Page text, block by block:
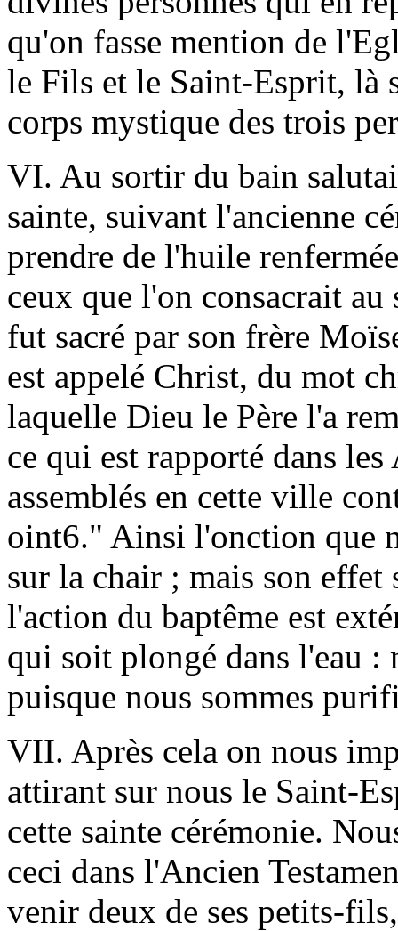
qu'on fasse mention de
le Fils et le Saint-Esprit, là
corps mystique des trois
VI. Au sortir du bain
sainte, suivant l'ancienne
prendre de l'huile
ceux que l'on consacrait
fut sacré par son frère
est appelé Christ, du mot
laquelle Dieu le Père l'a
ce qui est rapporté dans
assemblés en cette ville
oint6." Ainsi l'onction que
sur la chair ; mais son effet
l'action du baptême est
qui soit plongé dans l'eau
puisque nous sommes
VII. Après cela on nous
attirant sur nous le Saint-
cette sainte cérémonie.
ceci dans l'Ancien
venir deux de ses petits-